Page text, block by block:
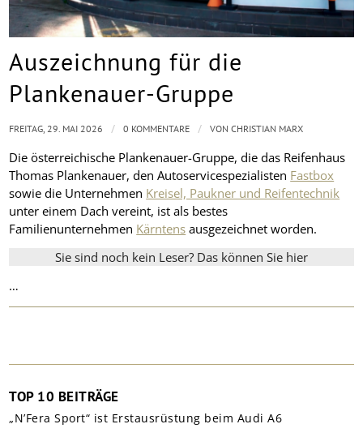
Auszeichnung für die
Plankenauer-Gruppe
Die österreichische Plankenauer-Gruppe, die das Reifenhaus
Thomas Plankenauer, den Autoservicespezialisten Fastbox
sowie die Unternehmen Kreisel, Paukner und Reifentechnik
unter einem Dach vereint, ist als bestes
Familienunternehmen Kärntens ausgezeichnet worden.
Sie sind noch kein Leser? Das können Sie hier
…
FREITAG, 29. MAI 2026 / 0 KOMMENTARE / VONCHRISTIAN MARX
TOP 10 BEITRÄGE
„N’Fera Sport“ ist Erstausrüstung beim Audi A6